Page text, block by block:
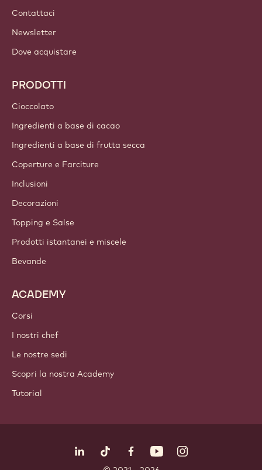
Contattaci
Newsletter
Dove acquistare
PRODOTTI
Cioccolato
Ingredienti a base di cacao
Ingredienti a base di frutta secca
Coperture e Farciture
Inclusioni
Decorazioni
Topping e Salse
Prodotti istantanei e miscele
Bevande
ACADEMY
Corsi
I nostri chef
Le nostre sedi
Scopri la nostra Academy
Tutorial
LinkedIn Opens in a new window.
TikTok Opens in a new window.
Facebook Opens in a new
YouTubeInstagram